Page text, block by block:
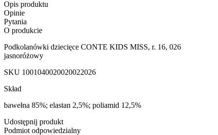
Opis produktu
Opinie
Pytania
O produkcie
Podkolanówki dziecięce CONTE KIDS MISS, r. 16, 026
jasnoróżowy
SKU 1001040020020022026
Skład
bawełna 85%; elastan 2,5%; poliamid 12,5%
Udostępnij produkt
Podmiot odpowiedzialny